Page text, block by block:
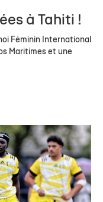
à Tahiti !
Féminin International
Maritimes et une